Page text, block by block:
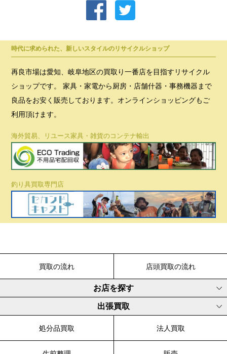
時代に求められた、新しいスタイルのリサイクルショップ
再良市場は愛知、岐阜地区の買取り一番店を目指すリサイクル
ショップです。 家具・家電から厨房・店舗什器・事務機器まで
良品をお安く販売しております。オンラインショッピングもご
利用頂けます。
海外貿易、リユース家具・雑貨のコンテナ輸出
釣り具買取専門店
買取の流れ 店頭買取の流れ
お店を探す
出張買取
処分品買取 法人買取